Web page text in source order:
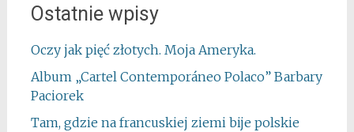
Ostatnie wpisy
Oczy jak pięć złotych. Moja Ameryka.
Album „Cartel Contemporáneo Polaco” Barbary
Paciorek
Tam, gdzie na francuskiej ziemi bije polskie